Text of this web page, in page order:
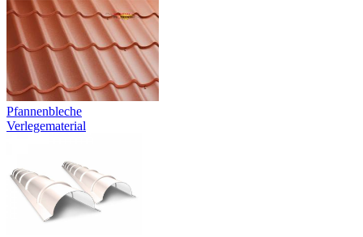
Pfannenbleche
Verlegematerial